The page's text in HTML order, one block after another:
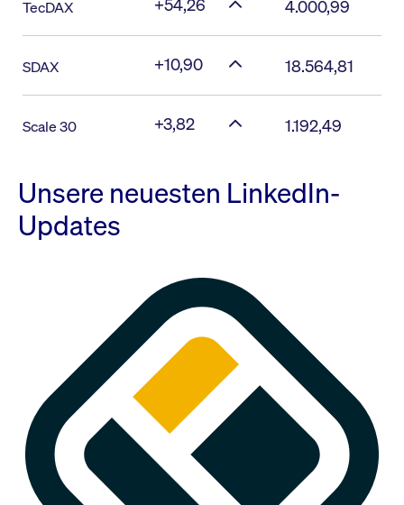
TecDAX +54,26 4.000,99
SDAX +10,90 18.564,81
Scale 30 +3,82 1.192,49
Unsere neuesten LinkedIn-
Updates